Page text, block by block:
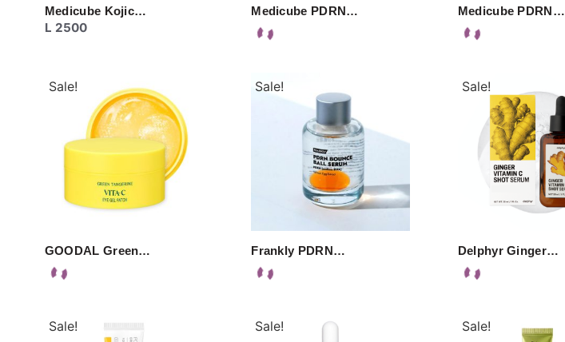
Medicube Kojic…
L 2500
Medicube PDRN… Medicube PDRN…
Sale!
GOODAL Green…
Sale!
Frankly PDRN…
Sale!
Delphyr Ginger…
Sale! Sale! Sale!